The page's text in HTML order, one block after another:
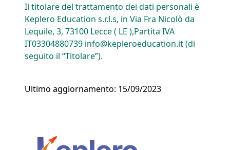
Il titolare del trattamento dei dati personali è
Keplero Education s.r.l.s, in Via Fra Nicolò da
Lequile, 3, 73100 Lecce ( LE ),Partita IVA
IT03304880739 info@kepleroeducation.it (di
seguito il “Titolare”).
Ultimo aggiornamento: 15/09/2023